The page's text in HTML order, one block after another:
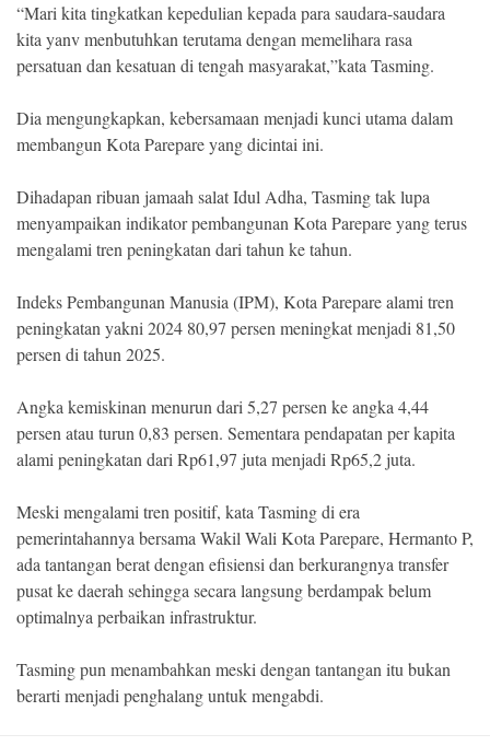
“Mari kita tingkatkan kepedulian kepada para saudara-saudara
kita yanv menbutuhkan terutama dengan memelihara rasa
persatuan dan kesatuan di tengah masyarakat,”kata Tasming.
Dia mengungkapkan, kebersamaan menjadi kunci utama dalam
membangun Kota Parepare yang dicintai ini.
Dihadapan ribuan jamaah salat Idul Adha, Tasming tak lupa
menyampaikan indikator pembangunan Kota Parepare yang terus
mengalami tren peningkatan dari tahun ke tahun.
Indeks Pembangunan Manusia (IPM), Kota Parepare alami tren
peningkatan yakni 2024 80,97 persen meningkat menjadi 81,50
persen di tahun 2025.
Angka kemiskinan menurun dari 5,27 persen ke angka 4,44
persen atau turun 0,83 persen. Sementara pendapatan per kapita
alami peningkatan dari Rp61,97 juta menjadi Rp65,2 juta.
Meski mengalami tren positif, kata Tasming di era
pemerintahannya bersama Wakil Wali Kota Parepare, Hermanto P,
ada tantangan berat dengan efisiensi dan berkurangnya transfer
pusat ke daerah sehingga secara langsung berdampak belum
optimalnya perbaikan infrastruktur.
Tasming pun menambahkan meski dengan tantangan itu bukan
berarti menjadi penghalang untuk mengabdi.